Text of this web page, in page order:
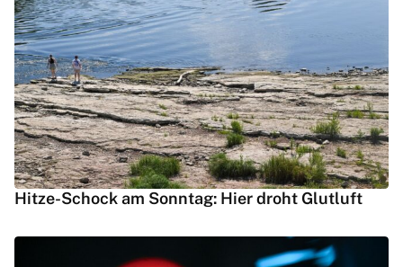
Hitze-Schock am Sonntag: Hier droht Glutluft